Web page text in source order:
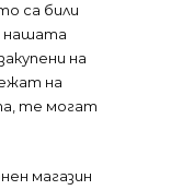
са били
нашата
на
на
те могат
магазин